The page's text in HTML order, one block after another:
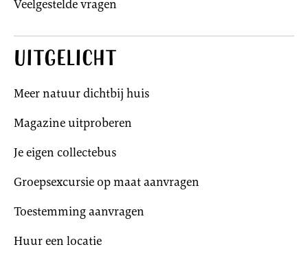
Veelgestelde vragen
Uitgelicht
Meer natuur dichtbij huis
Magazine uitproberen
Je eigen collectebus
Groepsexcursie op maat aanvragen
Toestemming aanvragen
Huur een locatie